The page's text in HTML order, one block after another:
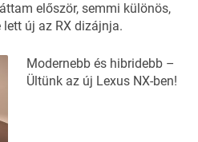
először, semmi különös,
új az RX dizájnja.
Modernebb és hibridebb –
Ültünk az új Lexus NX-ben!